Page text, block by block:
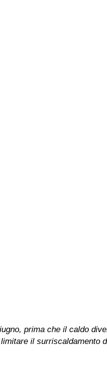
prima che il caldo
il surriscaldamento